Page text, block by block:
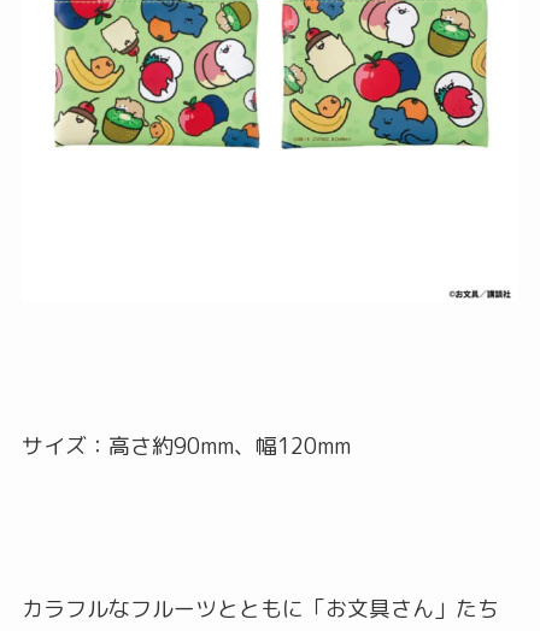
サイズ：高さ約90mm、幅120mm
カラフルなフルーツとともに「お文具さん」たち